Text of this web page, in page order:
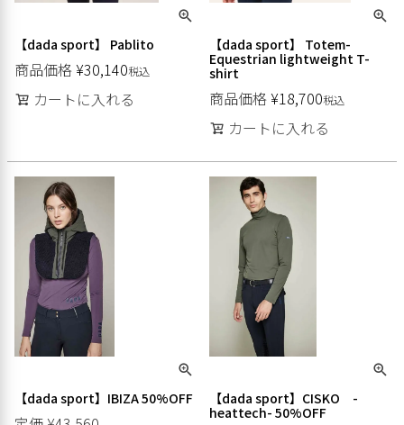
【dada sport】 Pablito
商品価格 ¥30,140税込
カートに入れる
【dada sport】 Totem-
Equestrian lightweight T-
shirt
商品価格 ¥18,700税込
カートに入れる
【dada sport】IBIZA 50%OFF
【dada sport】CISKO -
heattech- 50%OFF